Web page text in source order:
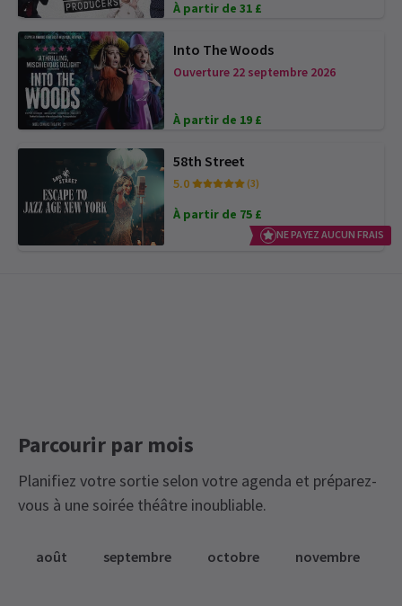
À partir de 31 £
Into The Woods
Ouverture 22 septembre 2026
À partir de 19 £
58th Street
5.0 (3)
À partir de 75 £
NE PAYEZ AUCUN FRAIS
Parcourir par mois
Planifiez votre sortie selon votre agenda et préparez-
vous à une soirée théâtre inoubliable.
août septembre octobre novembre